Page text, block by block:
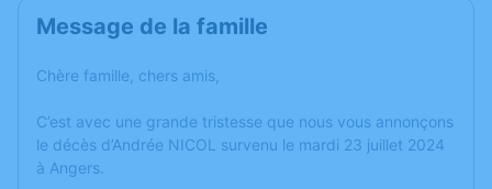
Message de la famille
Chère famille, chers amis,
C’est avec une grande tristesse que nous vous annonçons
le décès d’Andrée NICOL survenu le mardi 23 juillet 2024
à Angers.